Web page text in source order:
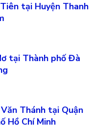
tại Huyện Thanh
tại Thành phố Đà
Thánh tại Quận
Hồ Chí Minh